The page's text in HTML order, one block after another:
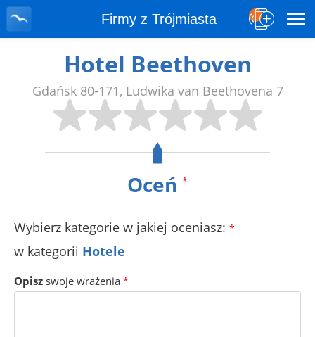
Firmy z Trójmiasta
Hotel Beethoven
Gdańsk 80-171, Ludwika van Beethovena 7
Oceń *
Wybierz kategorie w jakiej oceniasz: *
w kategorii Hotele
Opisz swoje wrażenia *